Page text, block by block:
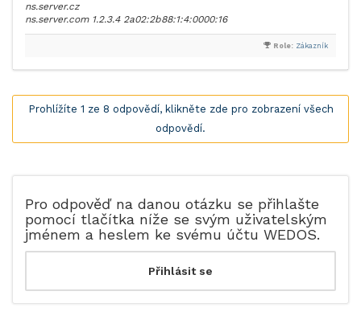
ns.server.cz
ns.server.com 1.2.3.4 2a02:2b88:1:4:0000:16
Role: Zákazník
Prohlížíte 1 ze 8 odpovědí, klikněte zde pro zobrazení všech
odpovědí.
Pro odpověď na danou otázku se přihlašte
pomocí tlačítka níže se svým uživatelským
jménem a heslem ke svému účtu WEDOS.